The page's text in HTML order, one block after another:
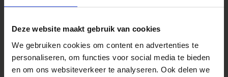
Deze website maakt gebruik van cookies
We gebruiken cookies om content en advertenties te
personaliseren, om functies voor social media te bieden
en om ons websiteverkeer te analyseren. Ook delen we
starten met de aandacht naar zich toetrekken.
eigen producten en.of diensten en probeer uit
te vinden in welke tijden men behoefte heeft
waaraan en of men dan slechts informatie
zoekt, of daadwerkelijk tot verkoop wil